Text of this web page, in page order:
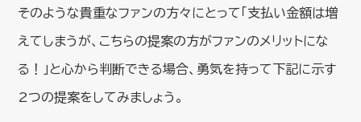
そのような貴重なファンの方々にとって「支払い金額は増
えてしまうが、こちらの提案の方がファンのメリットにな
る！」と心から判断できる場合、勇気を持って下記に示す
2つの提案をしてみましょう。